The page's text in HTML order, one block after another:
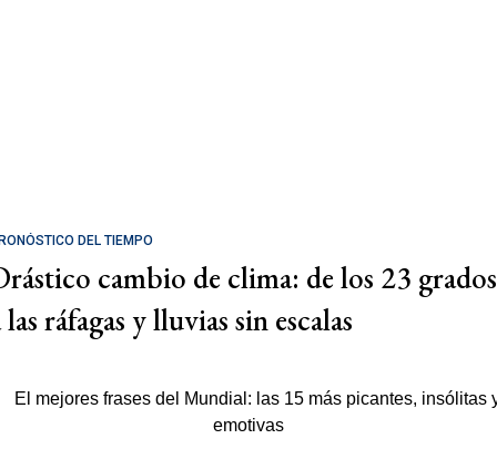
DEL TIEMPO
cambio de clima: de los 23 grados
las ráfagas y lluvias sin escalas